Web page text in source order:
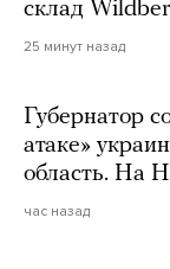
склад
25 минут назад
Губернатор
атаке»
область. На
час назад